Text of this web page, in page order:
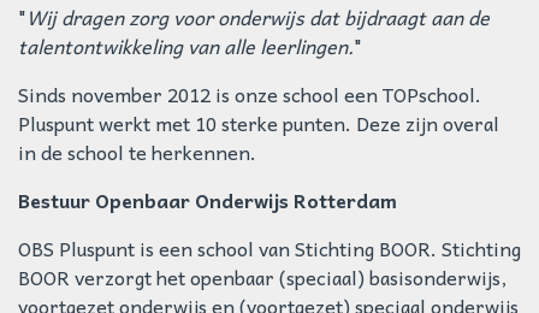
Wij dragen zorg voor onderwijs dat bijdraagt aan de
talentontwikkeling van alle leerlingen.
Sinds november 2012 is onze school een TOPschool.
Pluspunt werkt met 10 sterke punten. Deze zijn overal
in de school te herkennen.
Bestuur Openbaar Onderwijs Rotterdam
OBS Pluspunt is een school van Stichting BOOR. Stichting
BOOR verzorgt het openbaar (speciaal) basisonderwijs,
voortgezet onderwijs en (voortgezet) speciaal onderwijs